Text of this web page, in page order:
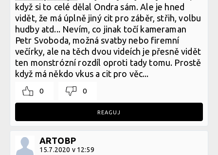
když si to celé dělal Ondra sám. Ale je hned
vidět, že má úplně jiný cit pro záběr, střih, volbu
hudby atd... Nevím, co jinak točí kameraman
Petr Svoboda, možná svatby nebo firemní
večírky, ale na těch dvou videích je přesně vidět
ten monstrózní rozdíl oproti tady tomu. Prostě
když má někdo vkus a cit pro věc...
0 0
REAGUJ
ARTOBP
15.7.2020 v 12:59